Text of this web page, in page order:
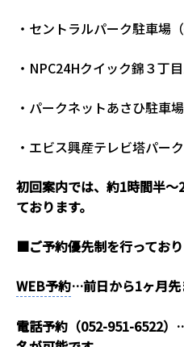
・セントラルパーク駐車場（
・NPC24Hクイック錦３丁
・パークネットあさひ駐車
・エビス興産テレビ塔パー
初回案内では、約1時間半
ております。
■ご予約優先制を行っており
WEB予約…前日から1ヶ月先
電話予約（052-951-6522